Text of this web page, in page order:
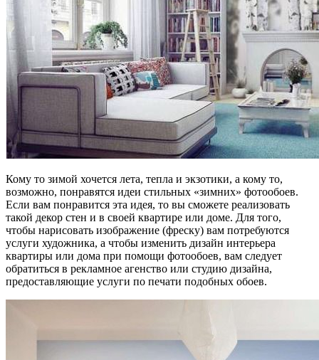
Кому то зимой хочется лета, тепла и экзотики, а кому то,
возможно, понравятся идеи стильных «зимних» фотообоев.
Если вам понравится эта идея, то вы сможете реализовать
такой декор стен и в своей квартире или доме. Для того,
чтобы нарисовать изображение (фреску) вам потребуются
услуги художника, а чтобы изменить дизайн интерьера
квартиры или дома при помощи фотообоев, вам следует
обратиться в рекламное агенство или студию дизайна,
предоставляющие услуги по печати подобных обоев.